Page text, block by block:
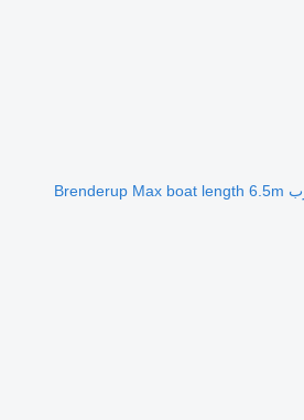
جديد مقطورة نقل القارب Brenderup Max boat length 6.5m